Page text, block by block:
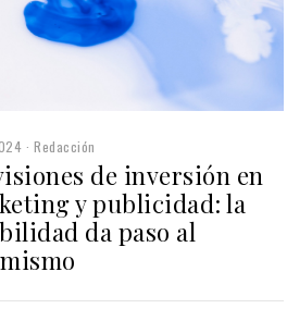
Redacción
de inversión en
y publicidad: la
da paso al